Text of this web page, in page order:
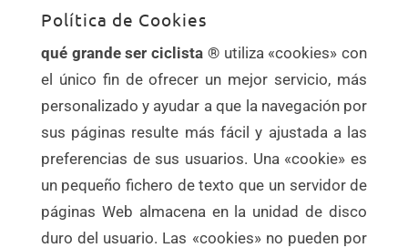
Política de Cookies
qué grande ser ciclista ®utiliza «cookies» con
el único fin de ofrecer un mejor servicio, más
personalizado y ayudar a que la navegación por
sus páginas resulte más fácil y ajustada a las
preferencias de sus usuarios. Una «cookie» es
un pequeño fichero de texto que un servidor de
páginas Web almacena en la unidad de disco
duro del usuario. Las «cookies» no pueden por